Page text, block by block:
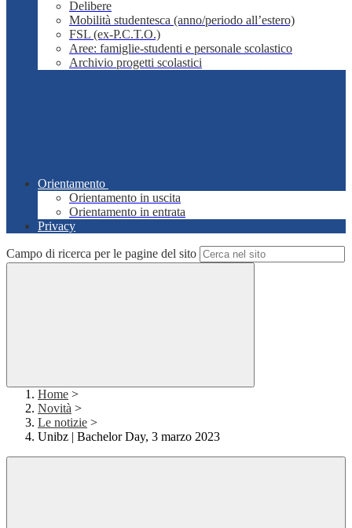
Delibere
Mobilità studentesca (anno/periodo all’estero)
FSL (ex-P.C.T.O.)
Aree: famiglie-studenti e personale scolastico
Archivio progetti scolastici
Orientamento
Orientamento in uscita
Orientamento in entrata
Privacy
Campo di ricerca per le pagine del sito
Home >
Novità >
Le notizie >
Unibz | Bachelor Day, 3 marzo 2023